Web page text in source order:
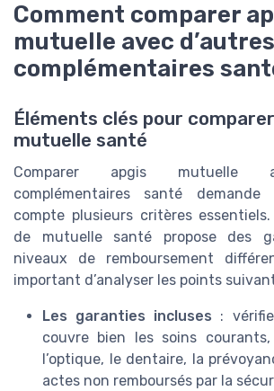
Comment comparer
mutuelle avec d’autres
complémentaires
Éléments clés pour
mutuelle santé
Comparer apgis mutuelle
complémentaires santé
compte plusieurs critères
de mutuelle santé propose des
niveaux de remboursement
important d’analyser les points
Les garanties incluses :
couvre bien les soins courants,
l’optique, le dentaire, la
actes non remboursés par la